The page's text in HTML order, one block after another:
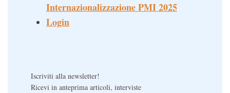
Internazionalizzazione PMI 2025
Login
Iscriviti alla newsletter!
Ricevi in anteprima articoli, interviste